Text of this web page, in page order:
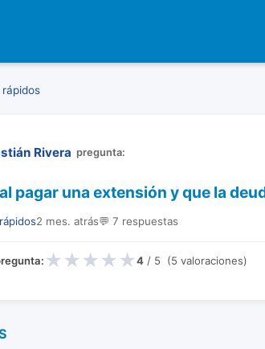
Rivera pregunta:
pagar una extensión y que la
2 mes. atrás💬 7 respuestas
★ ★ ★ ★ ★4 / 5 (5 valoraciones)